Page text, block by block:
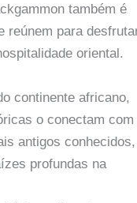
também é
reúnem para
oriental.
continente africano,
o conectam com
antigos conhecidos,
profundas na